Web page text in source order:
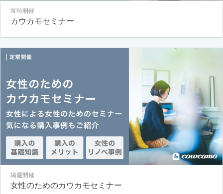
常時開催
カウカモセミナー
隔週開催
女性のためのカウカモセミナー